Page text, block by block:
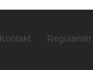
Kontakt Regulamin